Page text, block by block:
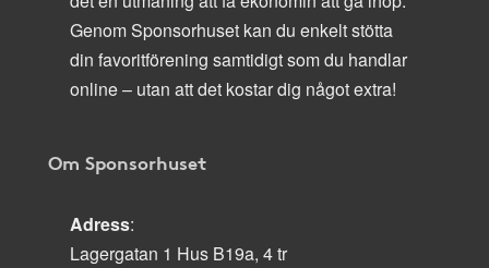
Genom Sponsorhuset kan du enkelt stötta
din favoritförening samtidigt som du handlar
online – utan att det kostar dig något extra!
Om Sponsorhuset
Adress:
Lagergatan 1 Hus B19a, 4 tr